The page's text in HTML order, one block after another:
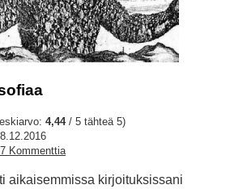
4,44/ 5 tähteä 5)
7 Kommenttia
aikaisemmissa kirjoituksissani